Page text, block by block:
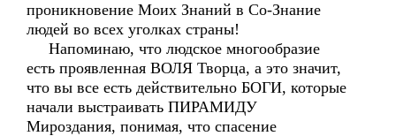
проникновение Моих Знаний в Со-Знание
людей во всех уголках страны!
Напоминаю, что людское многообразие
есть проявленная ВОЛЯ Творца, а это значит,
что вы все есть действительно БОГИ, которые
начали выстраивать ПИРАМИДУ
Мироздания, понимая, что спасение